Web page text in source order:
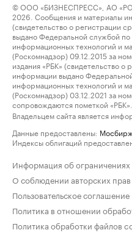
© ООО «БИЗНЕСПРЕСС», АО
2026. Сообщения и материалы
(свидетельство о регистрации
выдано Федеральной службой по
информационных технологий и
(Роскомнадзор) 09.12.2015 за
издания «РБК» (свидетельство о
информации выдано
информационных технологий и
(Роскомнадзор) 03.12.2021 за
сопровождаются пометкой «РБК».
Владельцем сайта является
Данные предоставлены:
Индексы облигаций
Информация об ограничениях
О соблюдении авторских прав
Пользовательское соглашение
Политика в отношении
Политика обработки файлов